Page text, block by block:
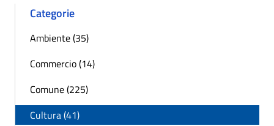
Categorie
Ambiente (35)
Commercio (14)
Comune (225)
Cultura (41)